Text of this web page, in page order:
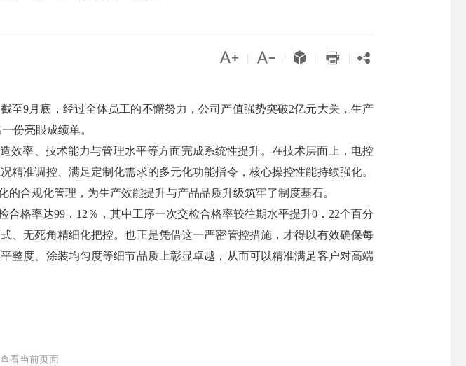
    
至9月底，经过全体员工的不懈努力，公司产值强势突破2亿元大关，生产
份亮眼成绩单。
效率、技术能力与管理水平等方面完成系统性提升。在技术层面上，电控
准调控、满足定制化需求的多元化功能指令，核心操控性能持续强化。
合规化管理，为生产效能提升与产品品质升级筑牢了制度基石。
格率达99．12％，其中工序一次交检合格率较往期水平提升0．22个百分
、无死角精细化把控。也正是凭借这一严密管控措施，才得以有效确保每
整度、涂装均匀度等细节品质上彰显卓越，从而可以精准满足客户对高端
看当前页面